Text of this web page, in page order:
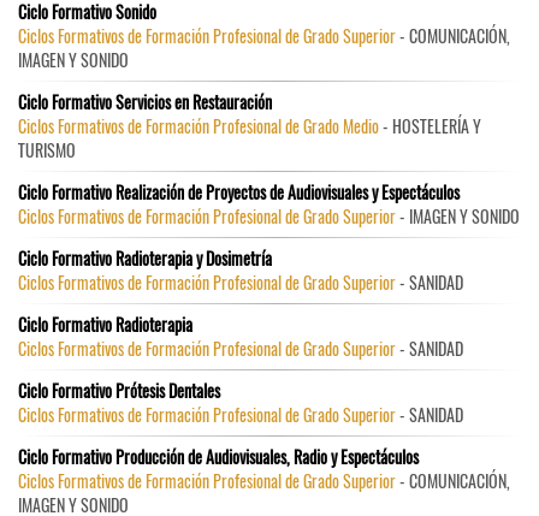
Ciclo Formativo Sonido
Ciclos Formativos de Formación Profesional de Grado Superior- COMUNICACIÓN,
IMAGEN Y SONIDO
Ciclo Formativo Servicios en Restauración
Ciclos Formativos de Formación Profesional de Grado Medio- HOSTELERÍA Y
TURISMO
Ciclo Formativo Realización de Proyectos de Audiovisuales y Espectáculos
Ciclos Formativos de Formación Profesional de Grado Superior- IMAGEN Y SONIDO
Ciclo Formativo Radioterapia y Dosimetría
Ciclos Formativos de Formación Profesional de Grado Superior- SANIDAD
Ciclo Formativo Radioterapia
Ciclos Formativos de Formación Profesional de Grado Superior- SANIDAD
Ciclo Formativo Prótesis Dentales
Ciclos Formativos de Formación Profesional de Grado Superior- SANIDAD
Ciclo Formativo Producción de Audiovisuales, Radio y Espectáculos
Ciclos Formativos de Formación Profesional de Grado Superior- COMUNICACIÓN,
IMAGEN Y SONIDO